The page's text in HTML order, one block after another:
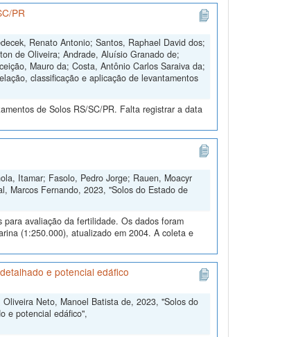
PR
Renato Antonio; Santos, Raphael David dos;
de Oliveira; Andrade, Aluísio Granado de;
Mauro da; Costa, Antônio Carlos Saraiva da;
classificação e aplicação de levantamentos
de Solos RS/SC/PR. Falta registrar a data
Itamar; Fasolo, Pedro Jorge; Rauen, Moacyr
Marcos Fernando, 2023, "Solos do Estado de
avaliação da fertilidade. Os dados foram
(1:250.000), atualizado em 2004. A coleta e
e potencial edáfico
Neto, Manoel Batista de, 2023, "Solos do
e potencial edáfico",